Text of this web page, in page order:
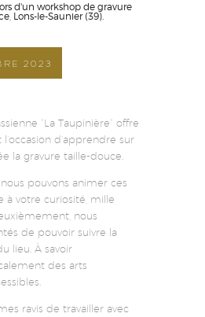
d'un workshop de gravure
Lons-le-Saunier (39).
2023
“La Taupinière” offre
d’apprendre sur
la gravure taille-douce.
pouvons animer ces
à votre curiosité, mille
nous
de pouvoir suivre la
lieu. À savoir
des arts
ravis de travailler avec